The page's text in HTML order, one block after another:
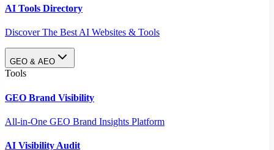
AI Tools Directory
Discover The Best AI Websites & Tools
GEO & AEO
Tools
GEO Brand Visibility
All-in-One GEO Brand Insights Platform
AI Visibility Audit